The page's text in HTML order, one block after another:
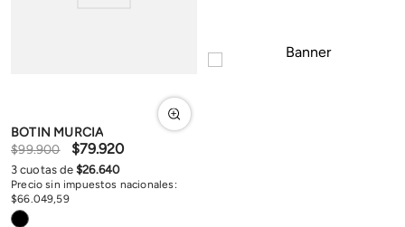
BOTIN MURCIA
$99.900 $79.920
Precio sin impuestos nacionales:
$66.049,59
3 cuotas de$26.640